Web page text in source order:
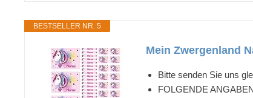
BESTSELLER NR. 5
Mein Zwergenland
Bitte senden Sie uns
FOLGENDE